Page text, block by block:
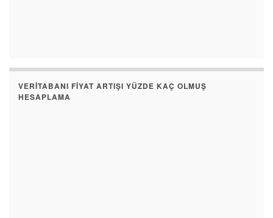
VERITABANI FIYAT ARTIŞI YÜZDE KAÇ OLMUŞ
HESAPLAMA